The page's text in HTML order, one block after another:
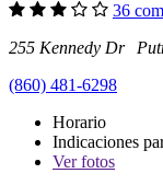
36
255 Kennedy Dr
(860) 481-6298
Horario
Indicaciones
Verfotos